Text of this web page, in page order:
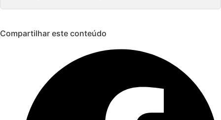
Compartilhar este conteúdo